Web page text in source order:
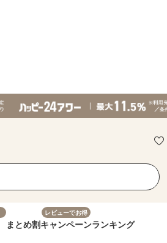
まとめ割
レビューでお得
キャンペーンランキング